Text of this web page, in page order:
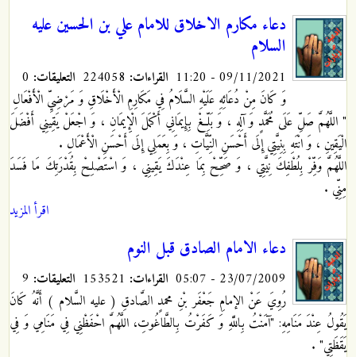
دعاء مكارم الاخلاق للامام علي بن الحسين عليه
السلام
09/11/2021 - 11:20 القراءات: التعليقات:
وَ كَانَ مِنْ دُعَائِهِ عَلَيْهِ السَّلَامُ فِي مَكَارِمِ الْأَخْلَاقِ وَ مَرْضِيِّ الْأَفْعَالِ
" اللَّهُمَّ صَلِّ عَلَى مُحَمَّدٍ وَ آلِهِ ، وَ بَلِّغْ بِإِيمَانِي أَكْمَلَ الْإِيمَانِ ، وَ اجْعَلْ يَقِينِي أَفْضَلَ
الْيَقِينِ ، وَ انْتَهِ بِنِيَّتِي إِلَى أَحْسَنِ النِّيَّاتِ ، وَ بِعَمَلِي إِلَى أَحْسَنِ الْأَعْمَالِ .
اللَّهُمَّ وَفِّرْ بِلُطْفِكَ نِيَّتِي ، وَ صَحِّحْ بِمَا عِنْدَكَ يَقِينِي ، وَ اسْتَصْلِحْ بِقُدْرَتِكَ مَا فَسَدَ
مِنِّي .
اقرأ المزيد
دعاء الامام الصادق قبل النوم
23/07/2009 - 05:07 القراءات: التعليقات:
رُوِيَ عَنْ الإمامِ جَعْفَر بْنِ محمدٍ الصَّادقِ ( عليه السَّلام ) أَنَّهُ كَانَ
يَقُولُ عِنْدَ مَنَامِهِ: "آمَنْتُ بِاللَّهِ وَ كَفَرْتُ بِالطَّاغُوتِ، اللَّهُمَّ احْفَظْنِي فِي مَنَامِي وَ فِي
يَقَظَتِي" .